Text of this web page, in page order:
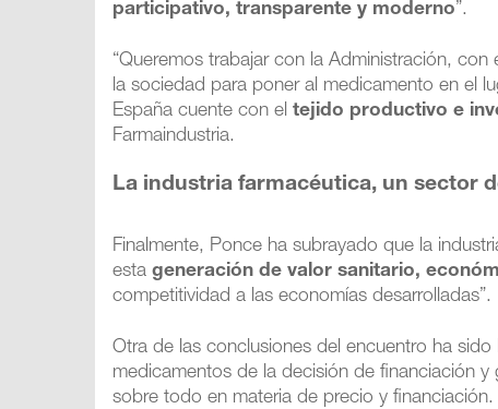
participativo, transparente y moderno”.
“Queremos trabajar con la Administración,
la sociedad para poner al medicamento en el
España cuente con eltejido productivo e
Farmaindustria.
La industria farmacéutica, un sector
Finalmente, Ponce ha subrayado que la
estageneración de valor sanitario,
competitividad a las economías desarrolladas”.
Otra de las conclusiones del encuentro ha
medicamentos de la decisión de financiación y
sobre todo en materia de precio y